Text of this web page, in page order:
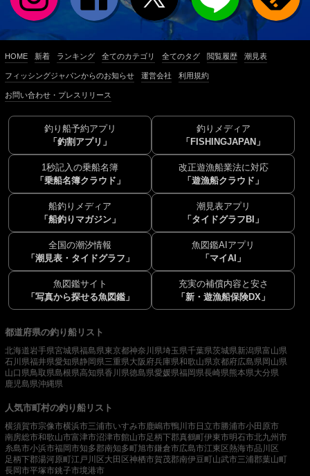
HOME 新着 ランキング 全てのカテゴリ 全てのタグ 閲覧履歴 潮見表
フィッシングジャパンからのお知らせ 運営会社 利用規約
お問い合わせ・プレスリリース
釣り船予約アプリ
「釣割アプリ」
釣りメディア
「FISHINGJAPAN」
1秒記入の乗船名簿
「乗船名簿クラウド」
改正遊漁船業法に対応
「遊漁船クラウド」
船釣りメディア
「船釣りマガジン」
潮見表アプリ
「タイドグラフBI」
全国の潮汐情報
「潮見表・タイドグラフ」
魚図鑑AIアプリ
「マイAI」
魚図鑑サイト
「写真から探せる魚図鑑」
充実の補償内容と安さ
「新・遊漁船保険DX」
都道府県の釣り船リスト
北海道岩手県宮城県福島県東京都神奈川県埼玉県千葉県茨城県新潟県富山県
石川県福井県愛知県静岡県三重県大阪府兵庫県和歌山県京都府広島県岡山県
山口県鳥取県島根県高知県香川県徳島県愛媛県福岡県長崎県熊本県大分県
鹿児島県沖縄県
人気市町村の釣り船リスト
横須賀市宗像市横浜市三浦市いすみ市鹿嶋市鴨川市日立市勝浦市小田原市
南房総市和歌山市富津市沼津市館山市足柄下郡真鶴町伊東市明石市北九州市
糸島市小浜市福岡市知多郡南知多町旭市鎌倉市広島市江東区熱海市品川区
足柄下郡湯河原町江戸川区大田区神栖市賀茂郡南伊豆町山武市三浦郡葉山町
長岡市平塚市銚子市境港市